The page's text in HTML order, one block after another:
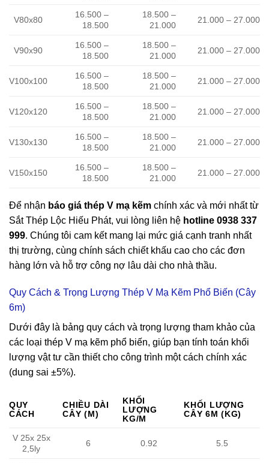
V80x80
16.500 –
18.500
18.500 –
21.000
21.000 – 27.000
V90x90
16.500 –
18.500
18.500 –
21.000
21.000 – 27.000
V100x100
16.500 –
18.500
18.500 –
21.000
21.000 – 27.000
V120x120
16.500 –
18.500
18.500 –
21.000
21.000 – 27.000
V130x130
16.500 –
18.500
18.500 –
21.000
21.000 – 27.000
V150x150
16.500 –
18.500
18.500 –
21.000
21.000 – 27.000
Để nhận báo giá thép V mạ kẽm chính xác và mới nhất từ
Sắt Thép Lộc Hiếu Phát, vui lòng liên hệ hotline 0938 337
999. Chúng tôi cam kết mang lại mức giá cạnh tranh nhất
thị trường, cùng chính sách chiết khấu cao cho các đơn
hàng lớn và hỗ trợ công nợ lâu dài cho nhà thầu.
Quy Cách & Trọng Lượng Thép V Mạ Kẽm Phổ Biến (Cây
6m)
Dưới đây là bảng quy cách và trọng lượng tham khảo của
các loại thép V mạ kẽm phổ biến, giúp bạn tính toán khối
lượng vật tư cần thiết cho công trình một cách chính xác
(dung sai ±5%).
QUY
CÁCH
CHIỀU DÀI
CÂY (M)
KHỐI
LƯỢNG
KG/M
KHỐI LƯỢNG
CÂY 6M (KG)
V 25x 25x
2,5ly
6 0.92 5.5